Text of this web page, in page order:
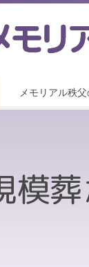
アル
メモリアル秩
模